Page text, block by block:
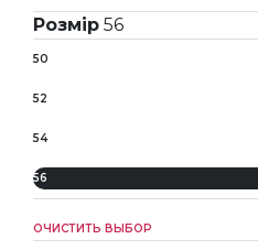
Розмір 56
50
52
54
56
ОЧИСТИТЬ ВЫБОР